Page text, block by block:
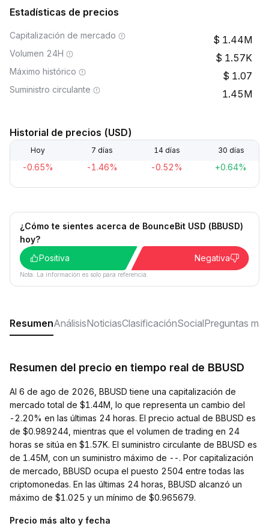
Estadísticas de precios
Capitalización de mercado 1.44M
Volumen 24H 1.57K
Máximo histórico 1.07
Suministro circulante 1.45M
Historial de precios (USD)
Hoy 7 días 14 días 30 días
-0.65% -1.46% -0.52% +0.64%
¿Cómo te sientes acerca de BounceBit USD (BBUSD)
hoy?
Positiva
Negativa
Nota: La información es solo para referencia.
ResumenAnálisisNoticiasClasificaciónSocialPreguntas
Resumen del precio en tiempo real de BBUSD
Al 6 de ago de 2026, BBUSD tiene una capitalización de
mercado total de $1.44M, lo que representa un cambio del
-2.20% en las últimas 24 horas. El precio actual de BBUSD es
de $0.989244, mientras que el volumen de trading en 24
horas se sitúa en $1.57K. El suministro circulante de BBUSD es
de 1.45M, con un suministro máximo de --. Por capitalización
de mercado, BBUSD ocupa el puesto 2504 entre todas las
criptomonedas. En las últimas 24 horas, BBUSD alcanzó un
máximo de $1.025 y un mínimo de $0.965679.
Precio más alto y fecha